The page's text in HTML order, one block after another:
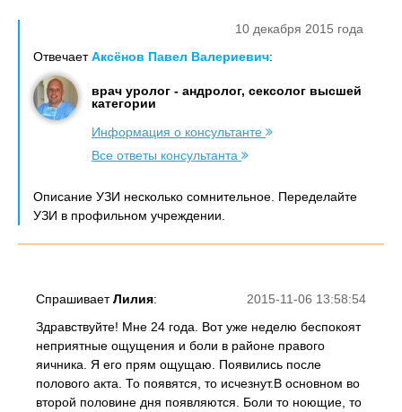
10 декабря 2015 года
ОтвечаетАксёнов Павел Валериевич:
врач уролог - андролог, сексолог высшей
категории
Информация о консультанте
Все ответы консультанта
Описание УЗИ несколько сомнительное. Переделайте
УЗИ в профильном учреждении.
2015-11-06 13:58:54
СпрашиваетЛилия:
Здравствуйте! Мне 24 года. Вот уже неделю беспокоят
неприятные ощущения и боли в районе правого
яичника. Я его прям ощущаю. Появились после
полового акта. То появятся, то исчезнут.В основном во
второй половине дня появляются. Боли то ноющие, то